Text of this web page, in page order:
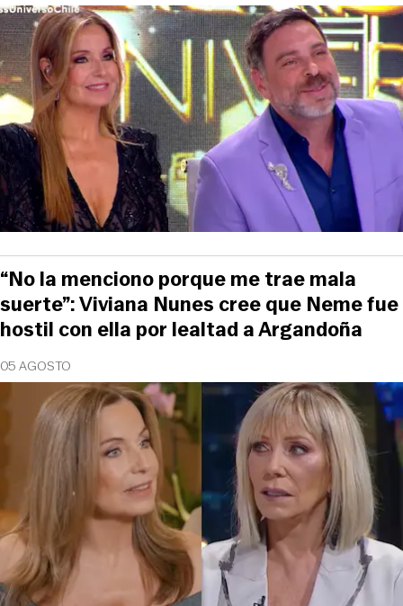
05 AGOSTO
“No la menciono porque me trae mala
suerte”: Viviana Nunes cree que Neme fue
hostil con ella por lealtad a Argandoña